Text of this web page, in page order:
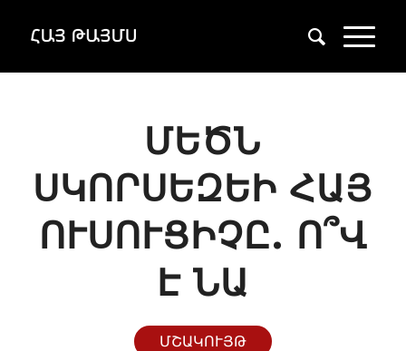
ՄԵԾՆ
ՍԿՈՐՍԵԶԵԻ ՀԱՅ
ՈՒՍՈՒՑԻՉԸ. Ո՞Վ
Է ՆԱ
ՄՇԱԿՈՒՅԹ